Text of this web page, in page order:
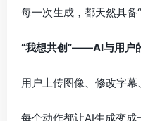
每一次生成，都天然具备“
“我想共创”——AI与用户
用户上传图像、修改字幕
每个动作都让AI生成变成